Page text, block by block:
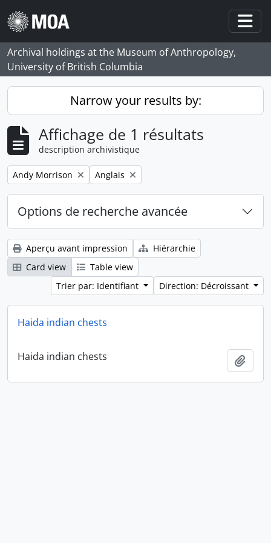
Skip to main content
Archival holdings at the Museum of Anthropology,
University of British Columbia
Narrow your results by:
Affichage de 1 résultats
description archivistique
Remove filter:
Andy Morrison Remove filter:
Anglais
Options de recherche avancée
Aperçu avant impression
Hiérarchie
Card view
Table view
Trier par: Identifiant
Direction: Décroissant
Haida indian chests
Haida indian chests